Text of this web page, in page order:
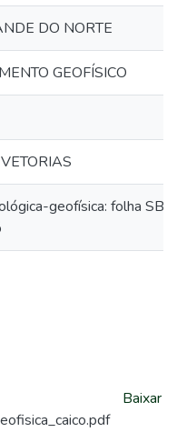
DO NORTE
GEOFÍSICO
geofísica: folha
Baixar